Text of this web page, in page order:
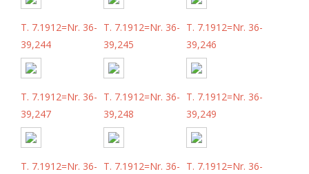
T. 7.1912=Nr. 36-
39,244
T. 7.1912=Nr. 36-
39,245
T. 7.1912=Nr. 36-
39,246
T. 7.1912=Nr. 36-
39,247
T. 7.1912=Nr. 36-
39,248
T. 7.1912=Nr. 36-
39,249
T. 7.1912=Nr. 36- T. 7.1912=Nr. 36- T. 7.1912=Nr. 36-